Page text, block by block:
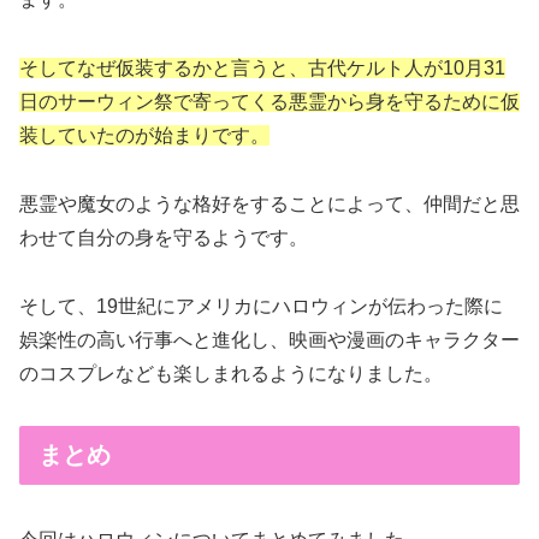
そしてなぜ仮装するかと言うと、古代ケルト人が10月31
日のサーウィン祭で寄ってくる悪霊から身を守るために仮
装していたのが始まりです。
悪霊や魔女のような格好をすることによって、仲間だと思
わせて自分の身を守るようです。
そして、19世紀にアメリカにハロウィンが伝わった際に
娯楽性の高い行事へと進化し、映画や漫画のキャラクター
のコスプレなども楽しまれるようになりました。
まとめ